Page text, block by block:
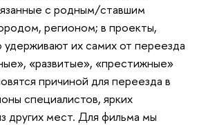
с родным/ставшим
регионом; в проекты,
удерживают их самих от переезда
«развитые», «престижные»
причиной для переезда в
специалистов, ярких
других мест. Для фильма мы